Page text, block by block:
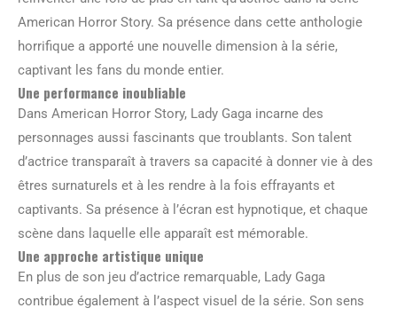
American Horror Story. Sa présence dans cette anthologie
horrifique a apporté une nouvelle dimension à la série,
captivant les fans du monde entier.
Une performance inoubliable
Dans American Horror Story, Lady Gaga incarne des
personnages aussi fascinants que troublants. Son talent
d’actrice transparaît à travers sa capacité à donner vie à des
êtres surnaturels et à les rendre à la fois effrayants et
captivants. Sa présence à l’écran est hypnotique, et chaque
scène dans laquelle elle apparaît est mémorable.
Une approche artistique unique
En plus de son jeu d’actrice remarquable, Lady Gaga
contribue également à l’aspect visuel de la série. Son sens